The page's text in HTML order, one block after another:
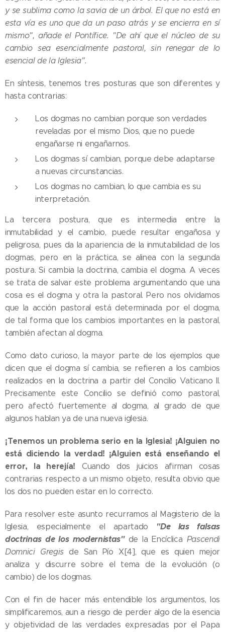
y se sublima como la savia de un árbol. El que no está en
esta vía es uno que da un paso atrás y se encierra en sí
mismo", añade el Pontífice. "De ahí que el núcleo de su
cambio sea esencialmente pastoral, sin renegar de lo
esencial de la Iglesia".
En síntesis, tenemos tres posturas que son diferentes y
hasta contrarias:
Los dogmas no cambian porque son verdades
reveladas por el mismo Dios, que no puede
engañarse ni engañarnos.
Los dogmas sí cambian, porque debe adaptarse
a nuevas circunstancias.
Los dogmas no cambian, lo que cambia es su
interpretación.
La tercera postura, que es intermedia entre la
inmutabilidad y el cambio, puede resultar engañosa y
peligrosa, pues da la apariencia de la inmutabilidad de los
dogmas, pero en la práctica, se alinea con la segunda
postura. Si cambia la doctrina, cambia el dogma. A veces
se trata de salvar este problema argumentando que una
cosa es el dogma y otra la pastoral. Pero nos olvidamos
que la acción pastoral está determinada por el dogma,
de tal forma que los cambios importantes en la pastoral,
también afectan al dogma.
Como dato curioso, la mayor parte de los ejemplos que
dicen que el dogma sí cambia, se refieren a los cambios
realizados en la doctrina a partir del Concilio Vaticano II.
Precisamente este Concilio se definió como pastoral,
pero afectó fuertemente al dogma, al grado de que
algunos hablan ya de una nueva iglesia.
¡Tenemos un problema serio en la Iglesia! ¡Alguien no
está diciendo la verdad! ¡Alguien está enseñando el
error, la herejía! Cuando dos juicios afirman cosas
contrarias respecto a un mismo objeto, resulta obvio que
los dos no pueden estar en lo correcto.
Para resolver este asunto recurramos al Magisterio de la
Iglesia, especialmente el apartado "De las falsas
doctrinas de los modernistas"de la Encíclica Pascendi
Domnici Gregisde San Pío X[4], que es quien mejor
analiza y discurre sobre el tema de la evolución (o
cambio) de los dogmas.
Con el fin de hacer más entendible los argumentos, los
simplificaremos, aun a riesgo de perder algo de la esencia
y objetividad de las verdades expresadas por el Papa